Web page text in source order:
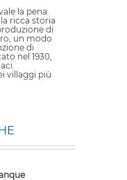
la pena.
ricca storia
di
un modo
di
nel 1930,
villaggi più